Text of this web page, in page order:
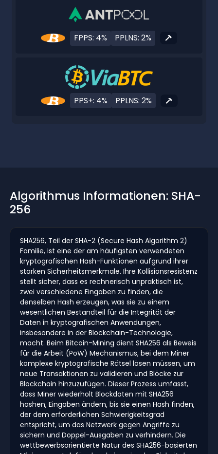
FPPS: 4% PPLNS: 2%
PPS+: 4% PPLNS: 2%
Algorithmus Informationen: SHA-
256
SHA256, Teil der SHA-2 (Secure Hash Algorithm 2)
Familie, ist eine der am häufigsten verwendeten
kryptografischen Hash-Funktionen aufgrund ihrer
starken Sicherheitsmerkmale. Ihre Kollisionsresistenz
stellt sicher, dass es rechnerisch unpraktisch ist,
zwei verschiedene Eingaben zu finden, die
denselben Hash erzeugen, was sie zu einem
wesentlichen Bestandteil für die Integrität der
Daten in kryptografischen Anwendungen,
insbesondere in der Blockchain-Technologie,
macht. Beim Bitcoin-Mining dient SHA256 als Beweis
für die Arbeit (PoW) Mechanismus, bei dem Miner
komplexe kryptografische Rätsel lösen müssen, um
neue Transaktionen zu validieren und Blöcke zur
Blockchain hinzuzufügen. Dieser Prozess umfasst,
dass Miner wiederholt Blockdaten mit SHA256
hashen, Eingaben ändern, bis sie einen Hash finden,
der dem erforderlichen Schwierigkeitsgrad
entspricht, um das Netzwerk gegen Angriffe zu
sichern und Doppel-Ausgaben zu verhindern. Die
wettbewerbsorientierte Natur des SHA256-basierten